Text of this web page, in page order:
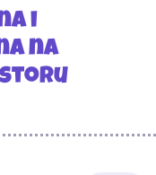
i
na